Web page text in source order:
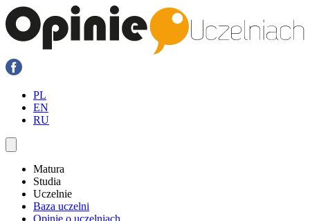
PL
EN
RU
Matura
Studia
Uczelnie
Baza uczelni